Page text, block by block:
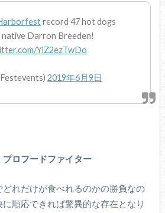
record 47 hot dogs
native Darron Breeden!
YlZ2ezTwDo
2019年6月9日
ロフードファイター
れだけが食べれるのかの勝負なの
順応できれば驚異的な存在となり